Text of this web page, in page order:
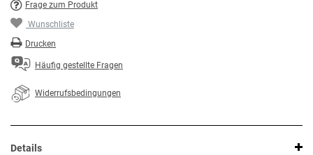
Frage zum Produkt
Wunschliste
Drucken
Häufig gestellte Fragen
Widerrufsbedingungen
Details